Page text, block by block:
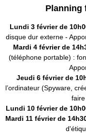
Planning
Lundi 3 février de
disque dur externe -
Mardi 4 février de
(téléphone portable) :
Jeudi 6 février de
l’ordinateur (Spyware,
Lundi 10 février de
Mardi 11 février de